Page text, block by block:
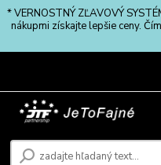
* VERNOSTNÝ ZĽAVOVÝ
nákupmi získajte lepšie ceny.